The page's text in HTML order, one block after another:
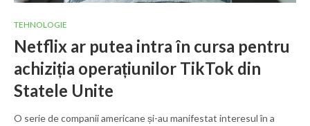
TEHNOLOGIE
Netflix ar putea intra în cursa pentru
achiziția operațiunilor TikTok din
Statele Unite
O serie de companii americane și-au manifestat interesul în a